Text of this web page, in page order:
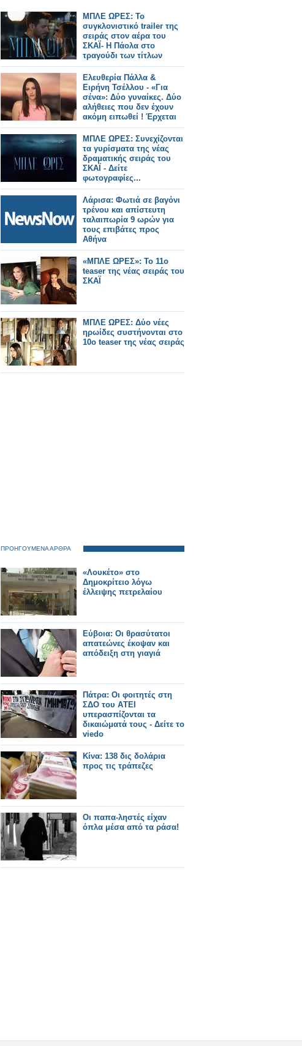
ΜΠΛΕ ΩΡΕΣ: Το
συγκλονιστικό trailer της
σειράς στον αέρα του
ΣΚΑΪ- Η Πάολα στο
τραγούδι των τίτλων
Ελευθερία Πάλλα &
Ειρήνη Τσέλλου - «Για
σένα»: Δύο γυναίκες. Δύο
αλήθειες που δεν έχουν
ακόμη ειπωθεί ! Έρχεται
στον Alpha!
ΜΠΛΕ ΩΡΕΣ: Συνεχίζονται
τα γυρίσματα της νέας
δραματικής σειράς του
ΣΚΑΪ - Δείτε
φωτογραφίες...
Λάρισα: Φωτιά σε βαγόνι
τρένου και απίστευτη
ταλαιπωρία 9 ωρών για
τους επιβάτες προς
Αθήνα
«ΜΠΛΕ ΩΡΕΣ»: Το 11ο
teaser της νέας σειράς του
ΣΚΑΪ
ΜΠΛΕ ΩΡΕΣ: Δύο νέες
ηρωίδες συστήνονται στο
10ο teaser της νέας σειράς
ΠΡΟΗΓΟΥΜΕΝΑ ΑΡΘΡΑ
«Λουκέτο» στο
Δημοκρίτειο λόγω
έλλειψης πετρελαίου
Εύβοια: Οι θρασύτατοι
απατεώνες έκοψαν και
απόδειξη στη γιαγιά
Πάτρα: Οι φοιτητές στη
ΣΔO του AΤΕΙ
υπερασπίζονται τα
δικαιώματά τους - Δείτε το
viedo
Κίνα: 138 δις δολάρια
προς τις τράπεζες
Οι παπα-ληστές είχαν
όπλα μέσα από τα ράσα!